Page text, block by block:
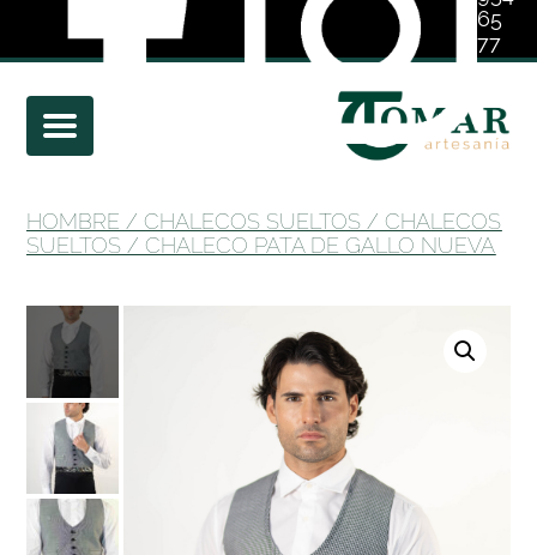
65
77
01
HOMBRE /CHALECOS SUELTOS /CHALECOS
SUELTOS / CHALECO PATA DE GALLO NUEVA